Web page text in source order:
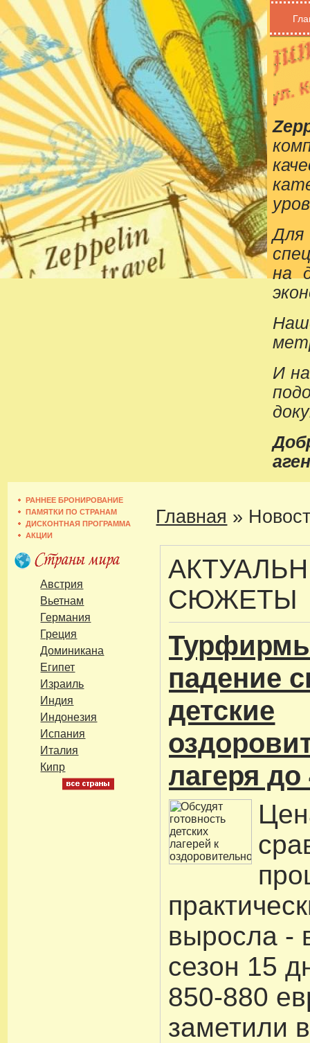
на
И
РАННЕЕ БРОНИРОВАНИЕ
ПАМЯТКИ ПО СТРАНАМ
ДИСКОНТНАЯ ПРОГРАММА
АКЦИИ
Австрия
Вьетнам
Германия
Греция
Доминикана
Египет
Израиль
Индия
Индонезия
Испания
Италия
Кипр
Главная »
СЮЖЕТЫ
падение
детские
лагеря до
выросла -
сезон 15
850-880
заметили